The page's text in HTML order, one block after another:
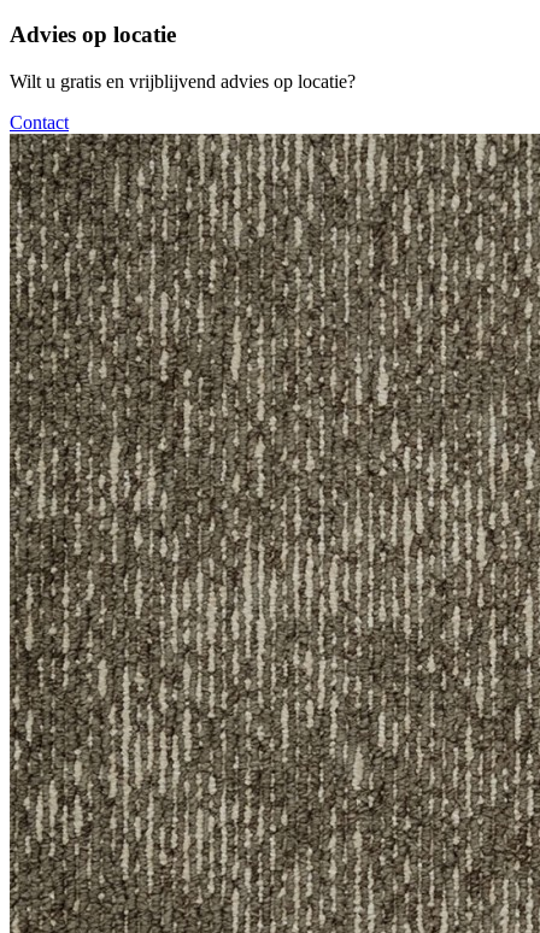
Advies op locatie
Wilt u gratis en vrijblijvend advies op locatie?
Contact